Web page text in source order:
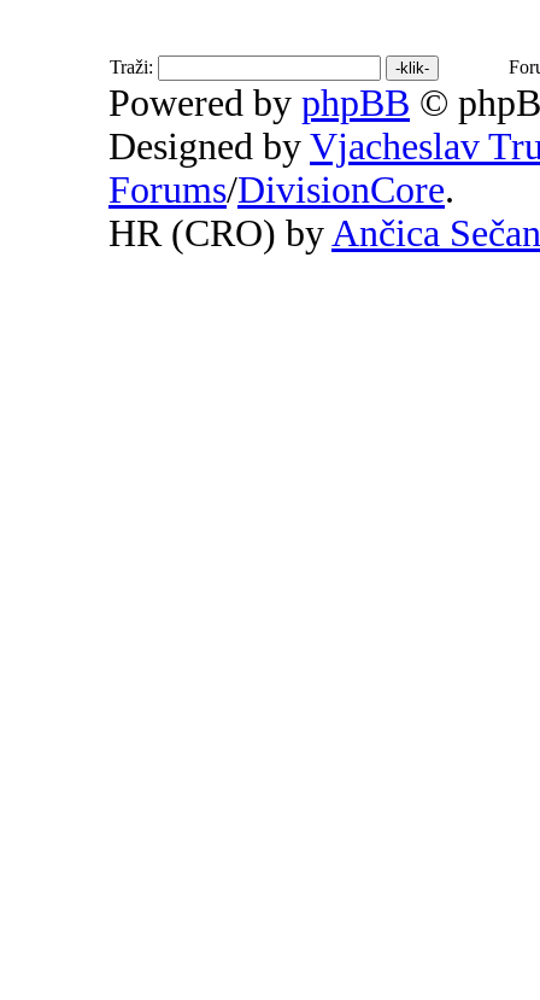
Traži:
Powered by phpBB ©
Designed by Vjacheslav
Forums/DivisionCore.
HR (CRO) by Ančica Sečan